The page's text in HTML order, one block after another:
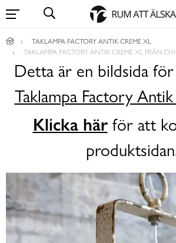
TAKLAMPA FACTORY ANTIK CREME XL
TAKLAMPA FACTORY ANTIK CREME XL FRÅN
Detta är en bildsida
Taklampa Factory
Klicka härför att